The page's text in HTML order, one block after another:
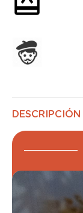
DESCRIPCIÓN